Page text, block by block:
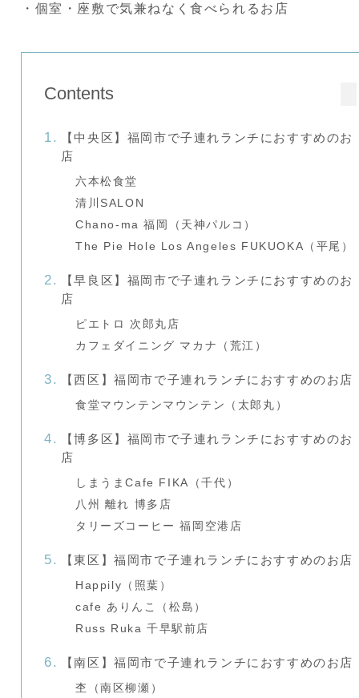
・個室・座敷で気兼ねなく食べられるお店
Contents
【中央区】福岡市で子連れランチにおすすめのお
店
六本松食堂
清川SALON
Chano-ma 福岡（天神パルコ）
The Pie Hole Los Angeles FUKUOKA（平尾）
【早良区】福岡市で子連れランチにおすすめのお
店
ピエトロ 次郎丸店
カフェダイニング マカナ（荒江）
【西区】福岡市で子連れランチにおすすめのお店
食堂マウンテンマウンテン（太郎丸）
【博多区】福岡市で子連れランチにおすすめのお
店
しまうまCafe FIKA（千代）
八州 離れ 博多店
タリーズコーヒー 福岡空港店
【東区】福岡市で子連れランチにおすすめのお店
Happily（照葉）
cafe ありんこ（松島）
Russ Ruka 千早駅前店
【南区】福岡市で子連れランチにおすすめのお店
杢（南区柳瀬）